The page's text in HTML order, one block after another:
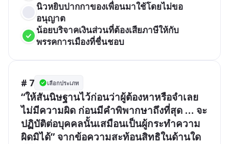
นิวหยิบปากกาของเพื่อนมาใช้โดยไม่ขอ
อนุญาต
น้อยบริจาคเงินส่วนที่ต้องเสียภาษีให้กับ
พรรคการเมืองที่ชื่นชอบ
# 7 เลือกประเภท
“ให้สันนิษฐานไว้ก่อนว่าผู้ต้องหาหรือจำเลย
ไม่มีความผิด ก่อนมีคำพิพากษาถึงที่สุด … จะ
ปฏิบัติต่อบุคคลนั้นเสมือนเป็นผู้กระทำความ
ผิดมิได้” จากข้อความสะท้อนสิทธิในด้านใด